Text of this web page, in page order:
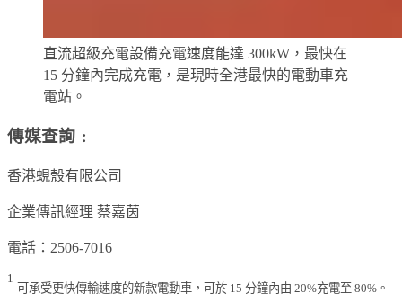
直流超級充電設備充電速度能達 300kW，最快在
15 分鐘內完成充電，是現時全港最快的電動車充
電站。
傳媒查詢﹕
香港蜆殼有限公司
企業傳訊經理 蔡嘉茵
電話：2506-7016
1
可承受更快傳輸速度的新款電動車，可於 15 分鐘內由 20%充電至 80%。